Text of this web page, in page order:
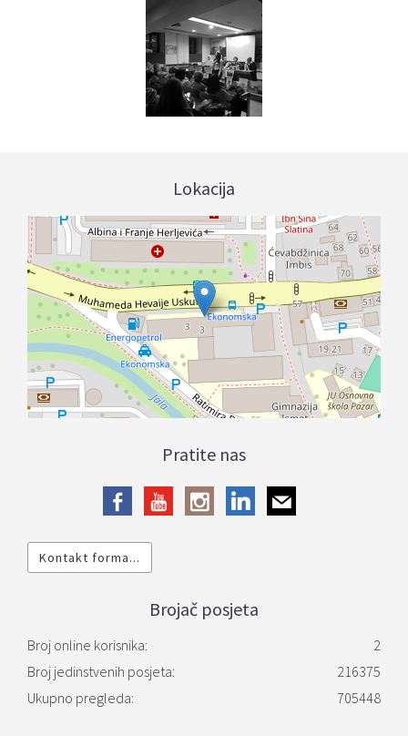
Lokacija
Pratite nas
Kontakt forma...
Brojač posjeta
Broj online korisnika:
2
Broj jedinstvenih posjeta:
216375
Ukupno pregleda:
705448